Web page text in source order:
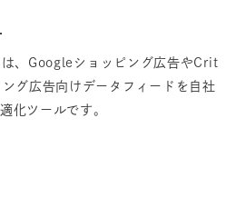
は、Googleショッピング広告やCrit
グ広告向けデータフィードを自社
化ツールです。